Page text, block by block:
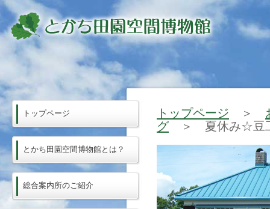
トップページ ＞
グ＞ 夏休み☆豆
トップページ
とかち田園空間博物館とは？
総合案内所のご紹介